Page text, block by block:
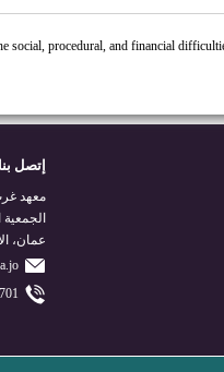
social, procedural, and financial
إتصل بنا
معهد
الجمعية
عمان،
+